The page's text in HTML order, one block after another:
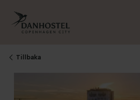
Tillbaka